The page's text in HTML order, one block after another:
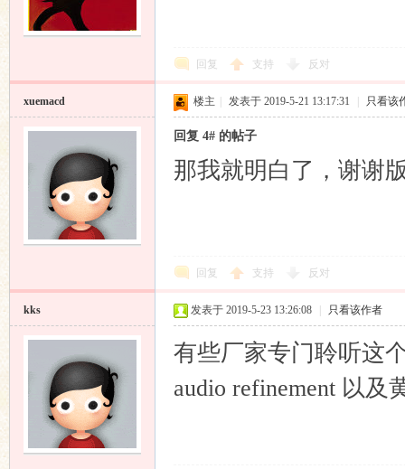
回复 支持 反对
xuemacd 楼主 发表于 2019-5-21 13:17:31 只看该
回复 4# 的帖子
那我就明白了，谢谢
回复 支持 反对
kks 发表于 2019-5-23 13:26:08 只看该作者
有些厂家专门聆听这
audio refinement 以